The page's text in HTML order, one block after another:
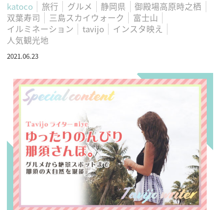
katoco
旅行 グルメ 静岡県
御殿場高原時之栖
双葉寿司
三島スカイウォーク
富士山
イルミネーション
tavijo
インスタ映え
人気観光地
2021.06.23